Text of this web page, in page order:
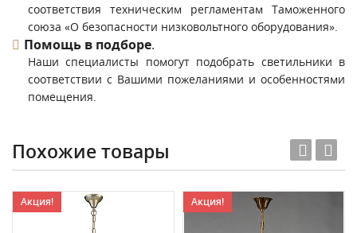
соответствия техническим регламентам Таможенного
союза «О безопасности низковольтного оборудования».
Помощь в подборе.
Наши специалисты помогут подобрать светильники в
соответствии с Вашими пожеланиями и особенностями
помещения.
Похожие товары
Акция! Акция!